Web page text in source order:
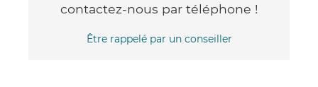
contactez-nous par téléphone !
Être rappelé par un conseiller